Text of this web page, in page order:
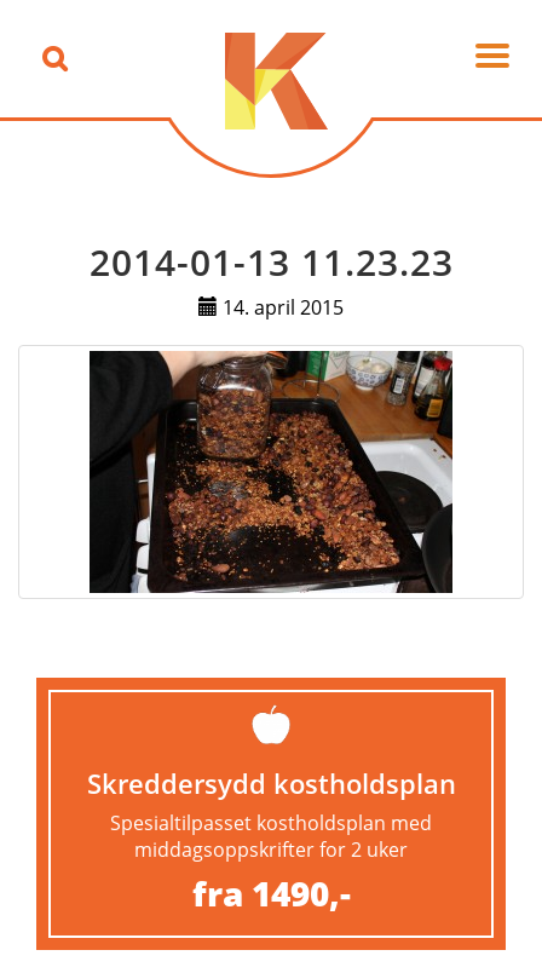
2014-01-13 11.23.23
14. april 2015
Skreddersydd kostholdsplan
Spesialtilpasset kostholdsplan med
middagsoppskrifter for 2 uker
fra 1490,-